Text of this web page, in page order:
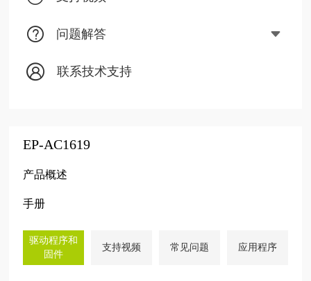
问题解答
联系技术支持
EP-AC1619
产品概述
手册
驱动程序和
固件
支持视频 常见问题 应用程序